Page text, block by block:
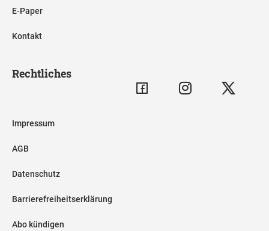
E-Paper
Kontakt
Rechtliches
Impressum
AGB
Datenschutz
Barrierefreiheitserklärung
Abo kündigen